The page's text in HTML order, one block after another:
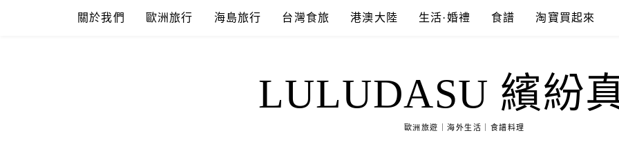
關於我們 歐洲旅行 海島旅行 台灣食旅 港澳大陸 生活·婚禮 食譜 淘寶買起來
LULUDASU 繽紛
歐洲旅遊｜海外生活｜食譜料理